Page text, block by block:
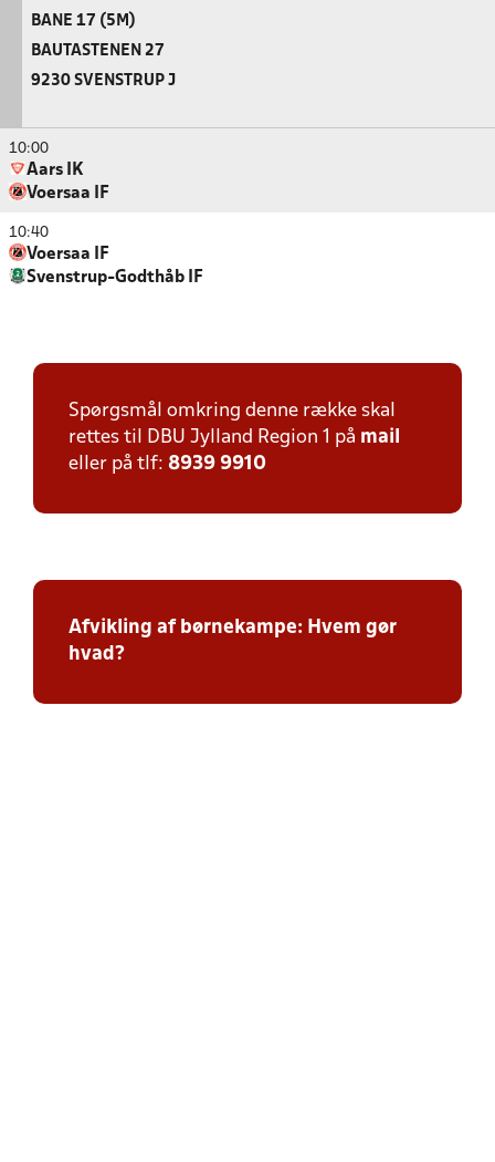
BANE 17 (5M)
BAUTASTENEN 27
9230 SVENSTRUP J
10:00
Aars IK
Voersaa IF
10:40
Voersaa IF
Svenstrup-Godthåb IF
Spørgsmål omkring denne række skal
rettes til DBU Jylland Region 1 på mail
eller på tlf: 8939 9910
Afvikling af børnekampe: Hvem gør
hvad?